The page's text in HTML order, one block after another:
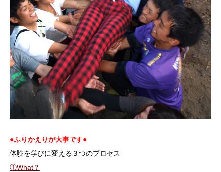
●ふりかえりが大事です●
体験を学びに変える３つのプロセス
①What？